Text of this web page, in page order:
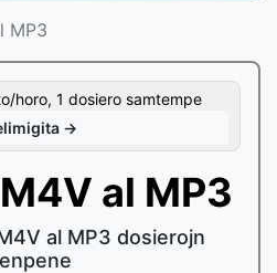
MP3
horo, 1 dosiero samtempe
→
al MP3
al MP3 dosierojn